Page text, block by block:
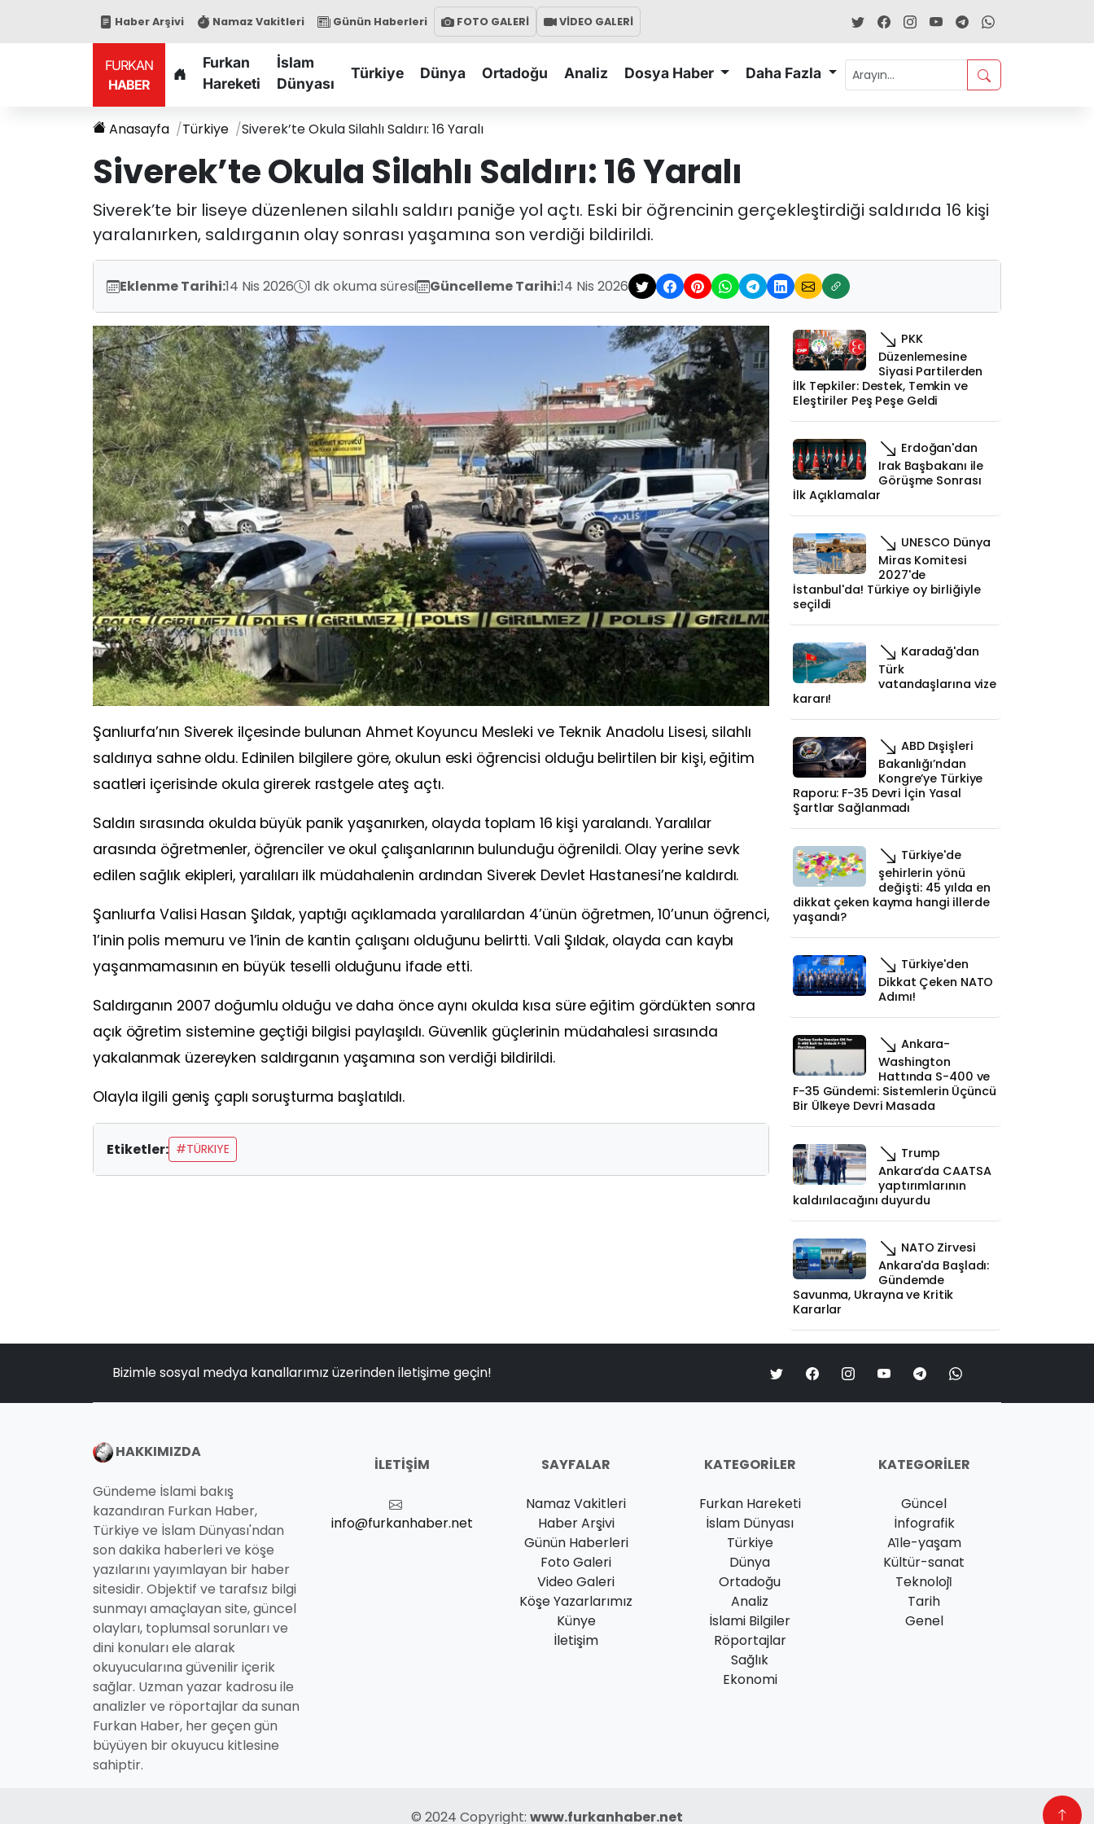
Haber Arşivi Namaz Vakitleri Günün Haberleri FOTO GALERİ VİDEO GALERİ
FURKAN
HABER
Furkan
Hareketi
İslam
Dünyası
Türkiye Dünya Ortadoğu Analiz Dosya Haber Daha Fazla
Anasayfa Türkiye Siverek’te Okula Silahlı Saldırı: 16 Yaralı
Siverek’te Okula Silahlı Saldırı: 16 Yaralı
Siverek’te bir liseye düzenlenen silahlı saldırı paniğe yol açtı. Eski bir öğrencinin gerçekleştirdiği saldırıda 16 kişi
yaralanırken, saldırganın olay sonrası yaşamına son verdiği bildirildi.
Eklenme Tarihi:14 Nis 2026 1 dk okuma süresi Güncelleme Tarihi:14 Nis 2026
Şanlıurfa’nın Siverekilçesinde bulunanAhmet Koyuncu Mesleki ve Teknik Anadolu Lisesi, silahlı
saldırıya sahne oldu. Edinilen bilgilere göre, okulun eski öğrencisi olduğu belirtilen bir kişi, eğitim
saatleri içerisinde okula girerek rastgele ateş açtı.
Saldırı sırasında okulda büyük panik yaşanırken, olayda toplam 16 kişi yaralandı. Yaralılar
arasında öğretmenler, öğrenciler ve okul çalışanlarının bulunduğu öğrenildi. Olay yerine sevk
edilen sağlık ekipleri, yaralıları ilk müdahalenin ardından Siverek Devlet Hastanesi’ne kaldırdı.
Şanlıurfa Valisi Hasan Şıldak, yaptığı açıklamada yaralılardan 4’ünün öğretmen, 10’unun öğrenci,
1’inin polis memuru ve 1’inin de kantin çalışanı olduğunu belirtti. Vali Şıldak, olayda can kaybı
yaşanmamasının en büyük teselli olduğunu ifade etti.
Saldırganın 2007 doğumlu olduğu ve daha önce aynı okulda kısa süre eğitim gördükten sonra
açık öğretim sistemine geçtiği bilgisi paylaşıldı. Güvenlik güçlerinin müdahalesi sırasında
yakalanmak üzereyken saldırganın yaşamına son verdiği bildirildi.
Olayla ilgili geniş çaplı soruşturma başlatıldı.
Etiketler: #TÜRKIYE
PKK
Düzenlemesine
Siyasi Partilerden
İlk Tepkiler: Destek, Temkin ve
Eleştiriler Peş Peşe Geldi
Erdoğan'dan
Irak Başbakanı ile
Görüşme Sonrası
İlk Açıklamalar
UNESCO Dünya
Miras Komitesi
2027'de
İstanbul'da! Türkiye oy birliğiyle
seçildi
Karadağ'dan
Türk
vatandaşlarına vize
kararı!
ABD Dışişleri
Bakanlığı’ndan
Kongre’ye Türkiye
Raporu: F-35 Devri İçin Yasal
Şartlar Sağlanmadı
Türkiye'de
şehirlerin yönü
değişti: 45 yılda en
dikkat çeken kayma hangi illerde
yaşandı?
Türkiye'den
Dikkat Çeken NATO
Adımı!
Ankara-
Washington
Hattında S-400 ve
F-35 Gündemi: Sistemlerin Üçüncü
Bir Ülkeye Devri Masada
Trump
Ankara’da CAATSA
yaptırımlarının
kaldırılacağını duyurdu
NATO Zirvesi
Ankara'da Başladı:
Gündemde
Savunma, Ukrayna ve Kritik
Kararlar
Bizimle sosyal medya kanallarımız üzerinden iletişime geçin!
HAKKIMIZDA
Gündeme İslami bakış
kazandıran Furkan Haber,
Türkiye ve İslam Dünyası'ndan
son dakika haberleri ve köşe
yazılarını yayımlayan bir haber
sitesidir. Objektif ve tarafsız bilgi
sunmayı amaçlayan site, güncel
olayları, toplumsal sorunları ve
dini konuları ele alarak
okuyucularına güvenilir içerik
sağlar. Uzman yazar kadrosu ile
analizler ve röportajlar da sunan
Furkan Haber, her geçen gün
büyüyen bir okuyucu kitlesine
sahiptir.
İLETIŞIM
info@furkanhaber.net
SAYFALAR
Namaz Vakitleri
Haber Arşivi
Günün Haberleri
Foto Galeri
Video Galeri
Köşe Yazarlarımız
Künye
İletişim
KATEGORILER
Furkan Hareketi
İslam Dünyası
Türkiye
Dünya
Ortadoğu
Analiz
İslami Bilgiler
Röportajlar
Sağlık
Ekonomi
KATEGORILER
Güncel
İnfografik
Ai̇le-yaşam
Kültür-sanat
Teknoloji̇
Tarih
Genel
© 2024 Copyright: www.furkanhaber.net